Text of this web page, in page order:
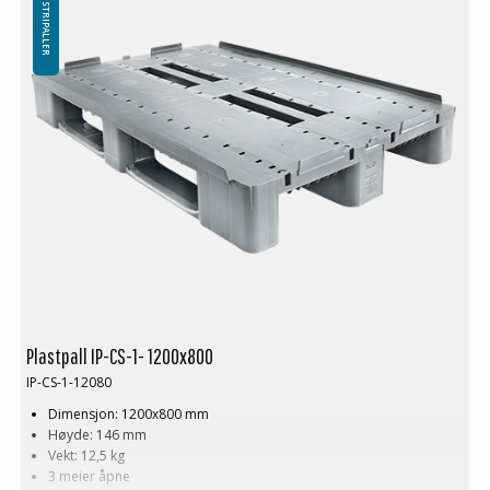
Plastpall IP-CS-1- 1200x800
IP-CS-1-12080
Dimensjon: 1200x800 mm
Høyde: 146 mm
Vekt: 12,5 kg
3 meier åpne